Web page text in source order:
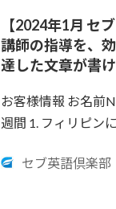
【2024年1月 セ
講師の指導を、
達した文章が書
お客様情報 お名前
週間 1. フィリピン
セブ英語倶楽部